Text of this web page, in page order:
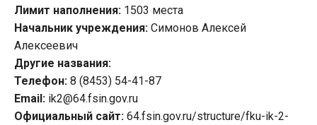
Лимит наполнения: 1503 места
Начальник учреждения: Симонов Алексей
Алексеевич
Другие названия:
Телефон: 8 (8453) 54-41-87
Email: ik2@64.fsin.gov.ru
Официальный сайт: 64.fsin.gov.ru/structure/fku-ik-2-